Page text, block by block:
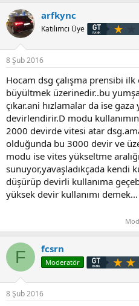
arfkync
Katılımcı Üye
8 Şub 2016
Hocam dsg çalışma prensibi
büyültmek üzerinedir..bu
çıkar.ani hızlamalar da ise
devirlendirir.D modu
2000 devirde vitesi atar
olduğunda bu 3000 devir ve
modu ise vites yükseltme
sunuyor,yavaşladıkçada kendi
düşürüp devirli kullanıma
yüksek devir kullanımı demek...
F fcsrn
Moderatör
8 Şub 2016